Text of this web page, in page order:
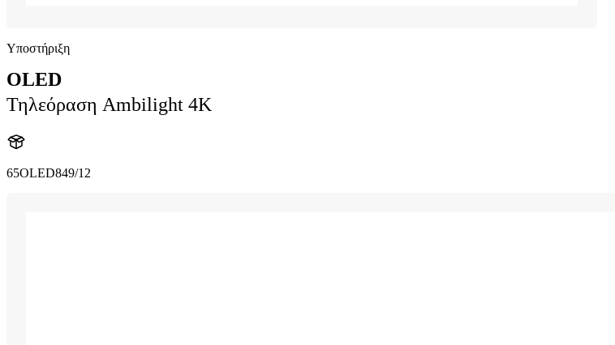
Υποστήριξη
OLED
Τηλεόραση Ambilight 4K
65OLED849/12